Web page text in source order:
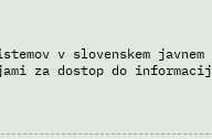
v slovenskem javnem
za dostop do informacij